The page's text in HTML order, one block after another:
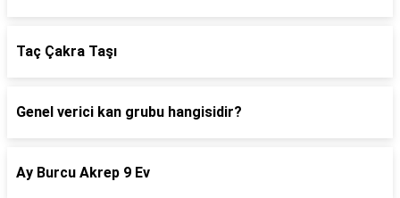
Taç Çakra Taşı
Genel verici kan grubu hangisidir?
Ay Burcu Akrep 9 Ev